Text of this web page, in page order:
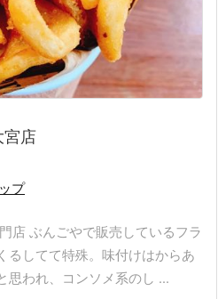
宮店
プ
店 ぶんごやで販売しているフラ
るしてて特殊。味付けはからあ
思われ、コンソメ系のし ...